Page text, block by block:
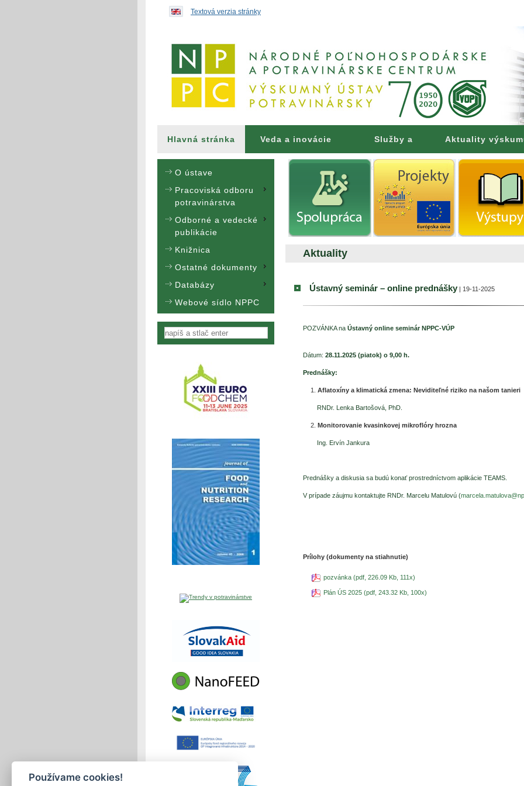
Textová verzia stránky
Hlavná stránka Veda a inovácie Služby a
poradenstvo
Aktuality
O ústave
Pracoviská odboru
potravinárstva
Odborné a vedecké
publikácie
Knižnica
Ostatné dokumenty
Databázy
Webové sídlo NPPC
Vyhľadávanie
Aktuality
Ústavný seminár – online prednášky | 19-11-2025
POZVÁNKA na Ústavný online seminár NPPC-VÚP
Dátum: 28.11.2025 (piatok) o 9,00 h.
Prednášky:
Aflatoxíny a klimatická zmena: Neviditeľné riziko na našom tanieri
RNDr. Lenka Bartošová, PhD.
Monitorovanie kvasinkovej mikroflóry hrozna
Ing. Ervín Jankura
Prednášky a diskusia sa budú konať prostredníctvom aplikácie TEAMS.
V prípade záujmu kontaktujte RNDr. Marcelu Matulovú (
Prílohy (dokumenty na stiahnutie)
pozvánka (pdf, 226.09 Kb, 111x)
Plán ÚS 2025 (pdf, 243.32 Kb, 100x)
Používame cookies!